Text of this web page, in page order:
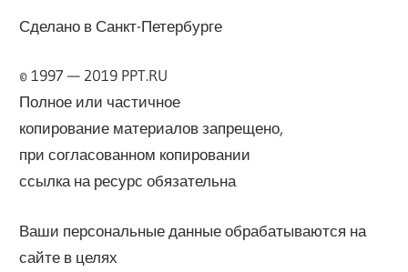
Сделано в Санкт-Петербурге
© 1997 — 2019 PPT.RU
Полное или частичное
копирование материалов запрещено,
при согласованном копировании
ссылка на ресурс обязательна
Ваши персональные данные обрабатываются на
сайте в целях